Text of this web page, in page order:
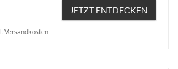
JETZT ENTDECKEN
Versandkosten